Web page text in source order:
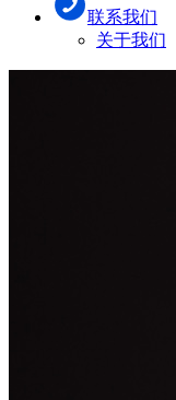
联系我们
关于我们